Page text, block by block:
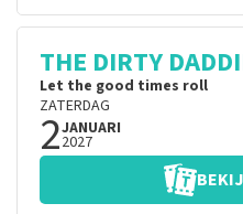
THE DIRTY
Let the good times roll
ZATERDAG
2JANUARI
2027